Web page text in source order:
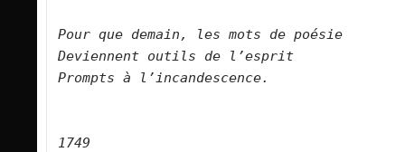
Pour que demain, les mots de poésie
Deviennent outils de l’esprit
Prompts à l’incandescence.
1749